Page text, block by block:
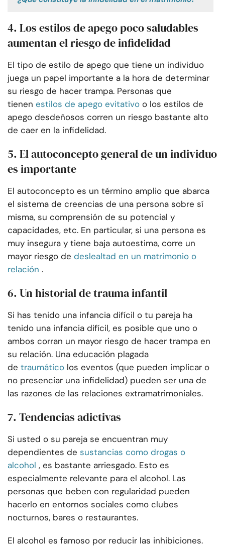
4. Los estilos de apego poco saludables
aumentan el riesgo de infidelidad
El tipo de estilo de apego que tiene un individuo
juega un papel importante a la hora de determinar
su riesgo de hacer trampa. Personas que
tienen estilos de apego evitativo o los estilos de
apego desdeñosos corren un riesgo bastante alto
de caer en la infidelidad.
5. El autoconcepto general de un individuo
es importante
El autoconcepto es un término amplio que abarca
el sistema de creencias de una persona sobre sí
misma, su comprensión de su potencial y
capacidades, etc. En particular, si una persona es
muy insegura y tiene baja autoestima, corre un
mayor riesgo de deslealtad en un matrimonio o
relación .
6. Un historial de trauma infantil
Si has tenido una infancia difícil o tu pareja ha
tenido una infancia difícil, es posible que uno o
ambos corran un mayor riesgo de hacer trampa en
su relación. Una educación plagada
de traumático los eventos (que pueden implicar o
no presenciar una infidelidad) pueden ser una de
las razones de las relaciones extramatrimoniales.
7. Tendencias adictivas
Si usted o su pareja se encuentran muy
dependientes de sustancias como drogas o
alcohol , es bastante arriesgado. Esto es
especialmente relevante para el alcohol. Las
personas que beben con regularidad pueden
hacerlo en entornos sociales como clubes
nocturnos, bares o restaurantes.
El alcohol es famoso por reducir las inhibiciones.